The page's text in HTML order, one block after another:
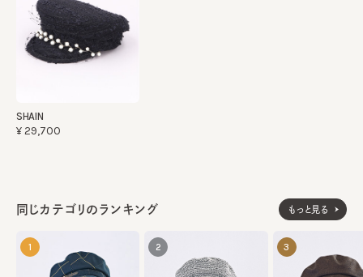
SHAIN
¥29,700
同じカテゴリのランキング もっと見る
1 2 3